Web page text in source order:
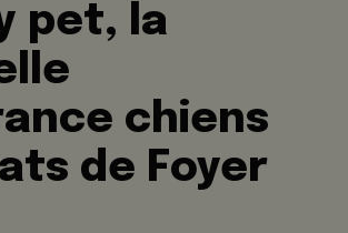
pet, la
chiens
de Foyer